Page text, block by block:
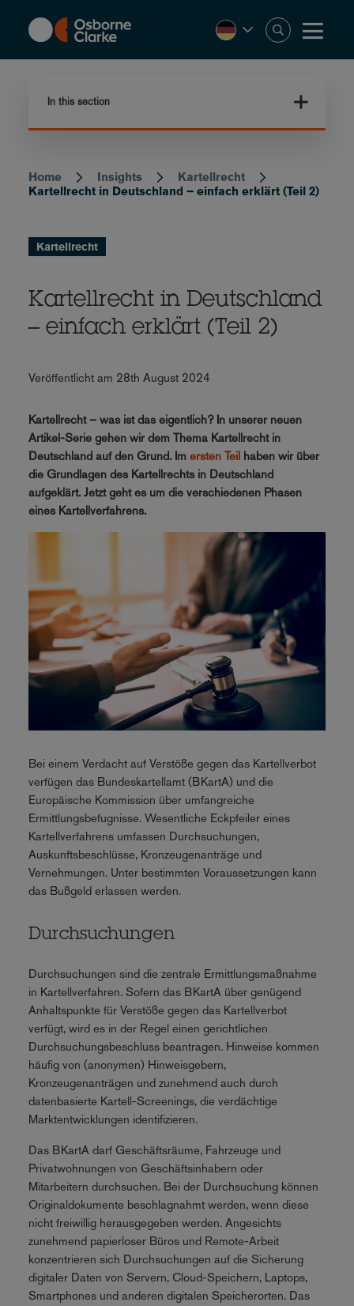
content
In this section
Breadcrumb
Home Insights
Kartellrecht
Kartellrecht in Deutschland – einfach erklärt (Teil 2)
Kartellrecht
Kartellrecht in Deutschland
– einfach erklärt (Teil 2)
Veröffentlicht am 28th August 2024
Kartellrecht – was ist das eigentlich? In unserer neuen
Artikel-Serie gehen wir dem Thema Kartellrecht in
Deutschland auf den Grund. Im ersten Teil haben wir über
die Grundlagen des Kartellrechts in Deutschland
aufgeklärt. Jetzt geht es um die verschiedenen Phasen
eines Kartellverfahrens.
Bei einem Verdacht auf Verstöße gegen das Kartellverbot
verfügen das Bundeskartellamt (BKartA) und die
Europäische Kommission über umfangreiche
Ermittlungsbefugnisse. Wesentliche Eckpfeiler eines
Kartellverfahrens umfassen Durchsuchungen,
Auskunftsbeschlüsse, Kronzeugenanträge und
Vernehmungen. Unter bestimmten Voraussetzungen kann
das Bußgeld erlassen werden.
Durchsuchungen
Durchsuchungen sind die zentrale Ermittlungsmaßnahme
in Kartellverfahren. Sofern das BKartA über genügend
Anhaltspunkte für Verstöße gegen das Kartellverbot
verfügt, wird es in der Regel einen gerichtlichen
Durchsuchungsbeschluss beantragen. Hinweise kommen
häufig von (anonymen) Hinweisgebern,
Kronzeugenanträgen und zunehmend auch durch
datenbasierte Kartell-Screenings, die verdächtige
Marktentwicklungen identifizieren.
Das BKartA darf Geschäftsräume, Fahrzeuge und
Privatwohnungen von Geschäftsinhabern oder
Mitarbeitern durchsuchen. Bei der Durchsuchung können
Originaldokumente beschlagnahmt werden, wenn diese
nicht freiwillig herausgegeben werden. Angesichts
zunehmend papierloser Büros und Remote-Arbeit
konzentrieren sich Durchsuchungen auf die Sicherung
digitaler Daten von Servern, Cloud-Speichern, Laptops,
Smartphones und anderen digitalen Speicherorten. Das